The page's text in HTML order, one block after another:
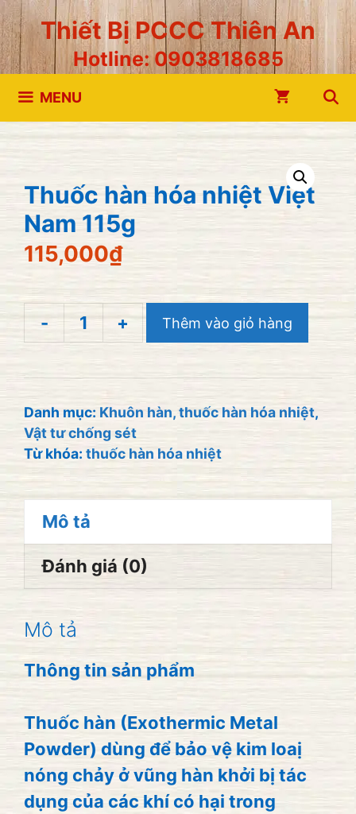
Chuyển
đến
nội
dung
Thiết Bị PCCC Thiên An
Hotline: 0903818685
MENU
Thuốc hàn hóa nhiệt Việt
Nam 115g
115,000₫
-
Thuốc
nhiệt
Nam
115g
lượng
+ Thêm vào giỏ hàng
Danh mục: Khuôn hàn, thuốc hàn hóa nhiệt,
Vật tư chống sét
Từ khóa: thuốc hàn hóa nhiệt
Mô tả
Đánh giá (0)
Mô tả
Thông tin sản phẩm
Thuốc hàn (Exothermic Metal
Powder) dùng để bảo vệ kim loaị
nóng chảy ở vũng hàn khởi bị tác
dụng của các khí có hại trong